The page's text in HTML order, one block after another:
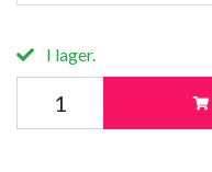
I lager.